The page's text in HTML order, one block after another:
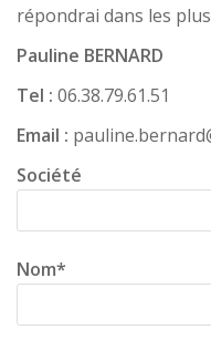
répondrai dans les
Pauline BERNARD
Tel : 06.38.79.61.51
Email :
Société
Nom*